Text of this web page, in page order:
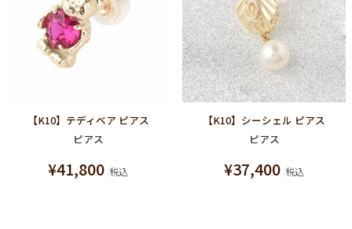
【K10】テディベア ピアス
ピアス
¥41,800 税込
【K10】シーシェル ピアス
ピアス
¥37,400 税込